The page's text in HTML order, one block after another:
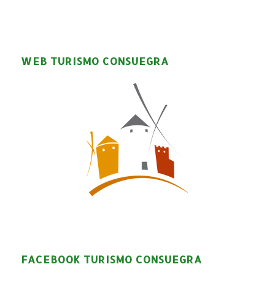
WEB TURISMO CONSUEGRA
FACEBOOK TURISMO CONSUEGRA